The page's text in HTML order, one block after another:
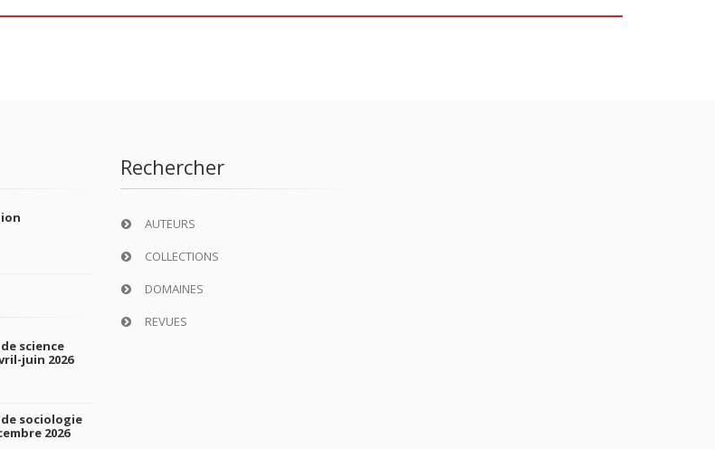
science
juin 2026
sociologie
2026
Rechercher
AUTEURS
COLLECTIONS
DOMAINES
REVUES